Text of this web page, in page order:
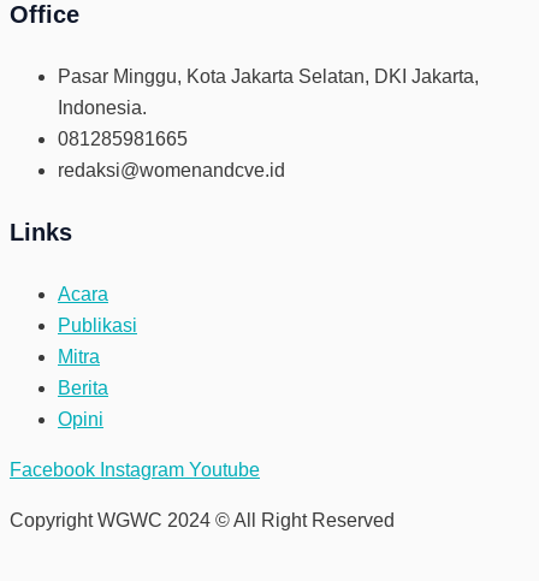
Office
Pasar Minggu, Kota Jakarta Selatan, DKI Jakarta,
Indonesia.
081285981665
redaksi@womenandcve.id
Links
Acara
Publikasi
Mitra
Berita
Opini
Facebook Instagram Youtube
Copyright WGWC 2024 © All Right Reserved